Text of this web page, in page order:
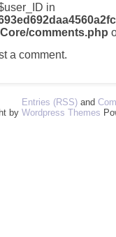
in
comments.php
a comment.
Entries (RSS)and
by Wordpress Themes